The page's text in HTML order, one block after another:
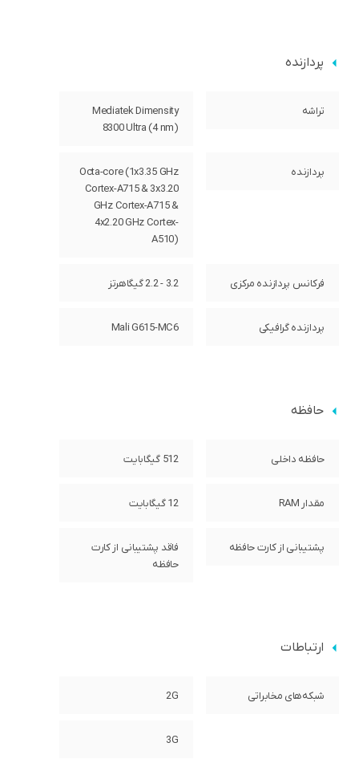
پردازنده
تراشه
Mediatek Dimensity
8300 Ultra (4 nm)
پردازنده‌
Octa-core (1x3.35 GHz
Cortex-A715 & 3x3.20
GHz Cortex-A715 &
4x2.20 GHz Cortex-
A510)
فرکانس پردازنده‌ مرکزی 3.2 - 2.2 گیگاهرتز
پردازنده‌ گرافیکی Mali G615-MC6
حافظه
حافظه داخلی 512 گیگابایت
مقدار RAM 12 گیگابایت
پشتیبانی از کارت حافظه
فاقد پشتیبانی از کارت
حافظه
ارتباطات
شبکه‌های مخابراتی 2G
3G